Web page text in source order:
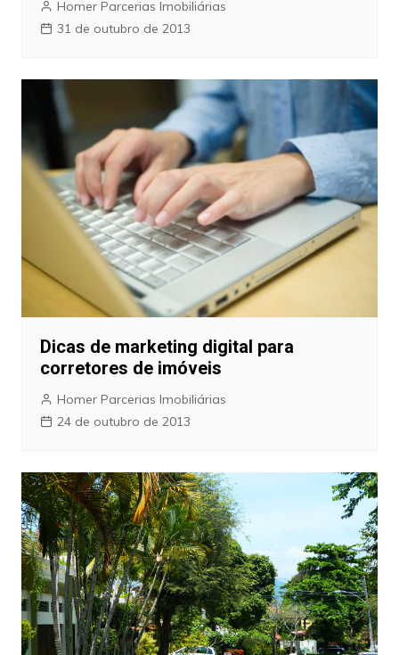
Homer Parcerias Imobiliárias
31 de outubro de 2013
Dicas de marketing digital para
corretores de imóveis
Homer Parcerias Imobiliárias
24 de outubro de 2013